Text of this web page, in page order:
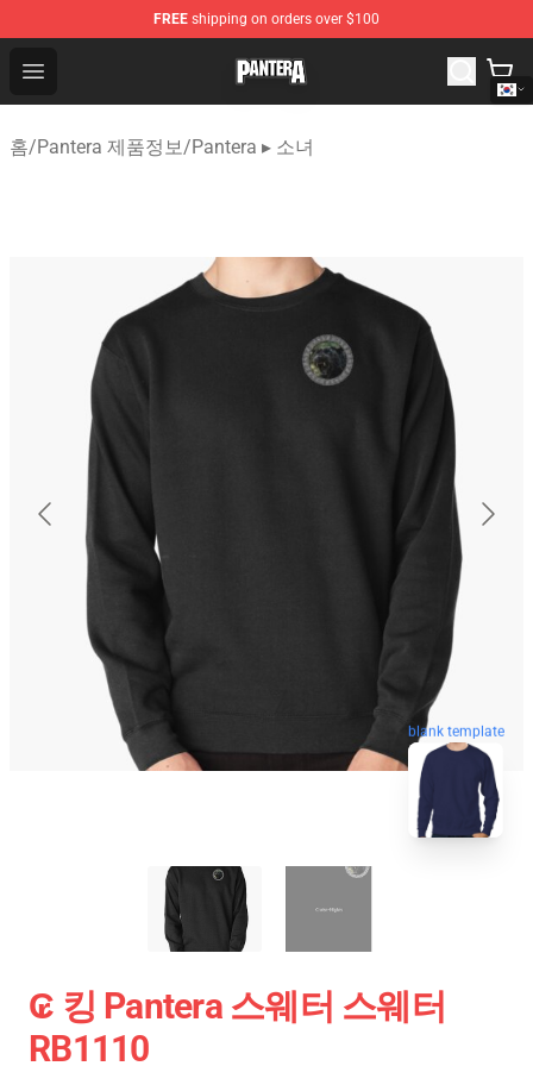
FREE shipping on orders over $100
Open menu
Pantera Store - Official Pantera Merchandise Shop
홈/Pantera 제품정보/Pantera ▸ 소녀
blank template
₢ 킹 Pantera 스웨터 스웨터
RB1110